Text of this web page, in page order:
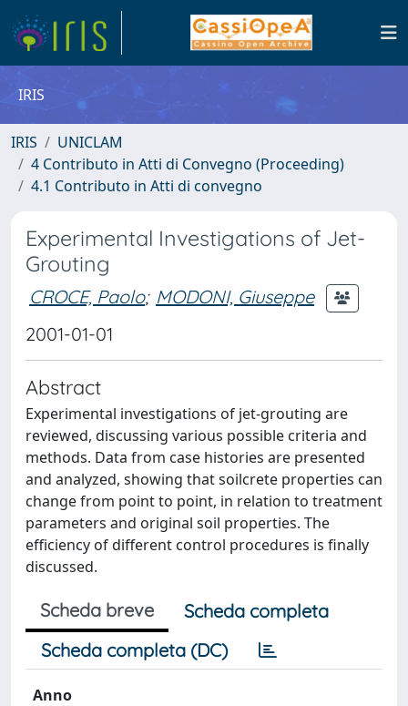
IRIS
IRIS
UNICLAM
4 Contributo in Atti di Convegno (Proceeding)
4.1 Contributo in Atti di convegno
Experimental Investigations of Jet-
Grouting
CROCE, Paolo; MODONI, Giuseppe
2001-01-01
Abstract
Experimental investigations of jet-grouting are
reviewed, discussing various possible criteria and
methods. Data from case histories are presented
and analyzed, showing that soilcrete properties can
change from point to point, in relation to treatment
parameters and original soil properties. The
efficiency of different control procedures is finally
discussed.
Scheda breve
Scheda completa
Scheda completa (DC)
Anno